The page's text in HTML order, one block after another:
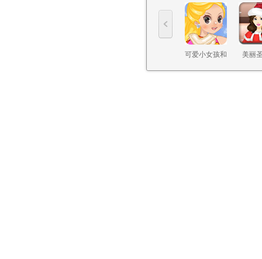
可爱小女孩和
美丽